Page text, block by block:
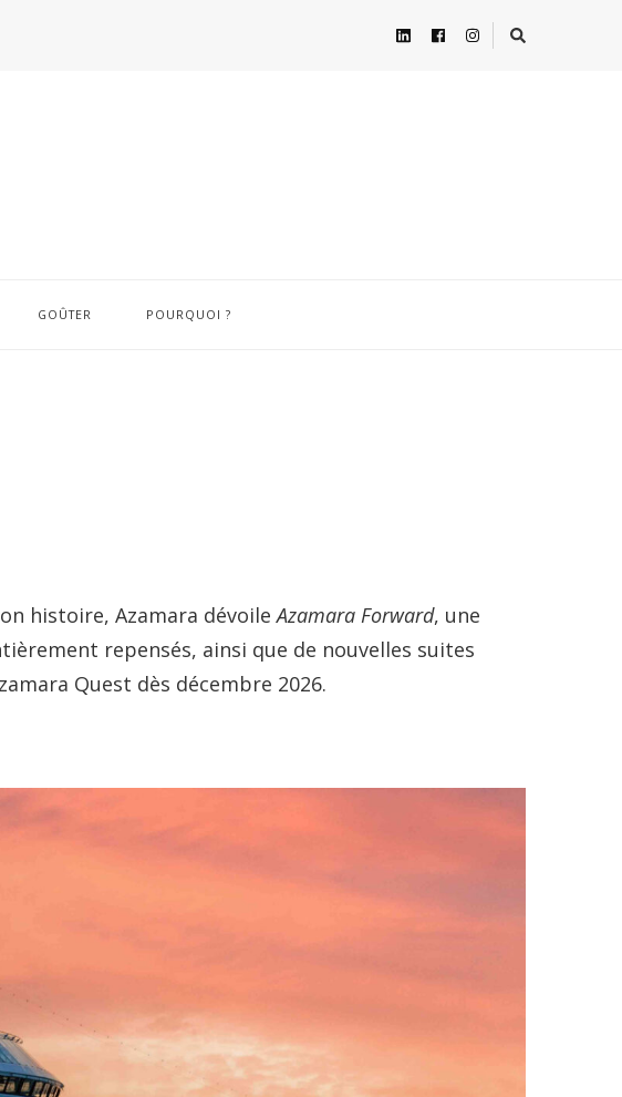
GOÛTER POURQUOI ?
histoire, Azamara dévoileAzamara Forward, une
repensés, ainsi que de nouvelles suites
Quest dès décembre 2026.